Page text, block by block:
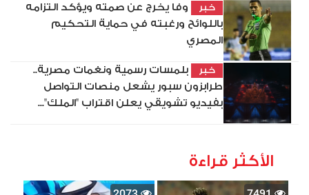
خبر
وفا يخرج عن صمته ويؤكد التزامه
باللوائح ورغبته في حماية التحكيم
المصري
خبر
بلمسات رسمية ونغمات مصرية..
طرابزون سبور يشعل منصات التواصل
بفيديو تشويقي يعلن اقتراب "الملك"...
الأكثر قراءة